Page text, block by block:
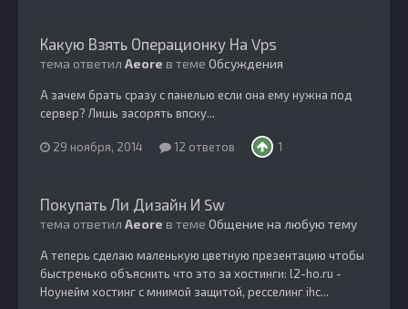
Какую Взять Операционку На Vps
тема ответил Aeore в теме Обсуждения
А зачем брать сразу с панелью если она ему нужна под
сервер? Лишь засорять впску...
29 ноября, 2014 12 ответов 1
Покупать Ли Дизайн И Sw
тема ответил Aeore в теме Общение на любую тему
А теперь сделаю маленькую цветную презентацию чтобы
быстренько объяснить что это за хостинги: l2-ho.ru -
Ноунейм хостинг с мнимой защитой, ресселинг ihc...